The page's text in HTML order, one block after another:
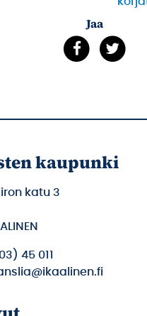
Jaa
kaupunki
katu 3
45 011